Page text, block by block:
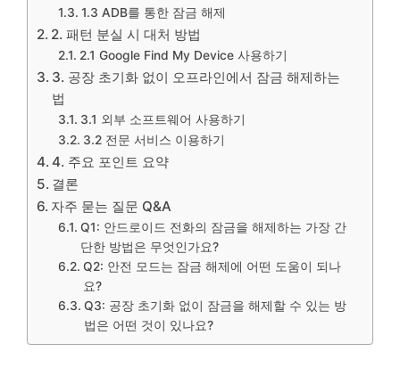
1.3 ADB를 통한 잠금 해제
2. 패턴 분실 시 대처 방법
2.1 Google Find My Device 사용하기
3. 공장 초기화 없이 오프라인에서 잠금 해제하는
법
3.1 외부 소프트웨어 사용하기
3.2 전문 서비스 이용하기
4. 주요 포인트 요약
결론
자주 묻는 질문 Q&A
Q1: 안드로이드 전화의 잠금을 해제하는 가장 간
단한 방법은 무엇인가요?
Q2: 안전 모드는 잠금 해제에 어떤 도움이 되나
요?
Q3: 공장 초기화 없이 잠금을 해제할 수 있는 방
법은 어떤 것이 있나요?